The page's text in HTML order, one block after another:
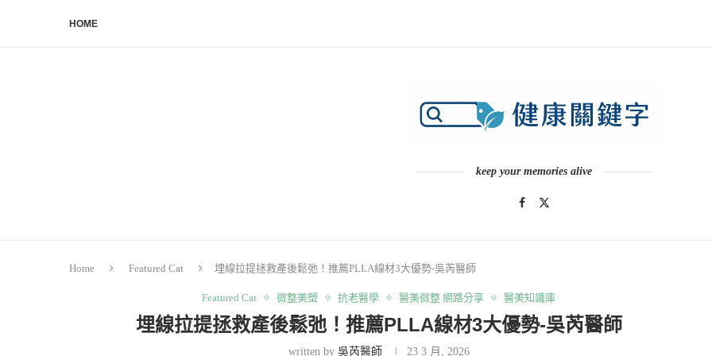
HOME
keep your memories alive
Home Featured Cat 埋線拉提拯救產後鬆弛！推薦PLLA線材3大優勢-吳芮醫師
Featured Cat 微整美塑 抗老醫學 醫美微整 網路分享 醫美知識庫
埋線拉提拯救產後鬆弛！推薦PLLA線材3大優勢-吳芮醫師
written by 吳芮醫師 23 3 月, 2026